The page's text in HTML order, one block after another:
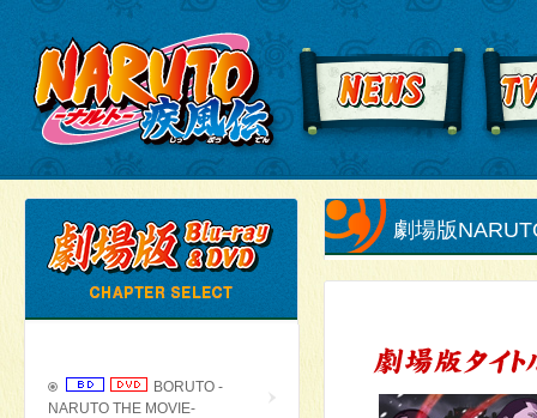
BORUTO -
NARUTO THE MOVIE-
劇場版